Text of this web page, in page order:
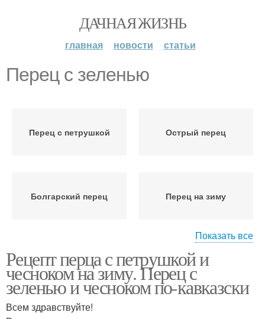
ДАЧНАЯ ЖИЗНЬ
главная новости статьи
Перец с зеленью
Перец с петрушкой Острый перец
Болгарский перец Перец на зиму
Жареный перец Перец в масле
Показать все
Рецепт перца с петрушкой и
чесноком на зиму. Перец с
зеленью и чесноком по-кавказски
Всем здравствуйте!